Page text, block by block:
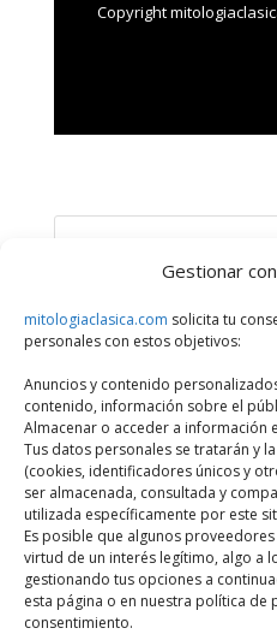
Gestionar
mitologiaclasica.com solicita tu
personales con estos objetivos:
Anuncios y contenido
contenido, información sobre el
Almacenar o acceder a información
Tus datos personales se tratarán y
(cookies, identificadores únicos y
ser almacenada, consultada y
utilizada específicamente por este
Es posible que algunos
virtud de un interés legítimo, algo a
gestionando tus opciones a
esta página o en nuestra política de
consentimiento.
Copyright
Últimos artículos
¿Qué Divinidad, Héroe o
Series sobre dioses y héroes
Historias de amor entre
griega
Castigos divinos en la
dioses
Monte Kailash: la montaña